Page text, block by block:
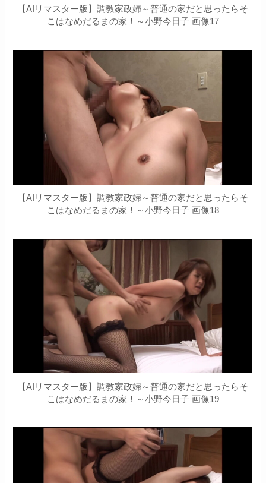
【AIリマスター版】調教家政婦～普通の家だと思ったらそ
こはなめだるまの家！～小野今日子 画像17
【AIリマスター版】調教家政婦～普通の家だと思ったらそ
こはなめだるまの家！～小野今日子 画像18
【AIリマスター版】調教家政婦～普通の家だと思ったらそ
こはなめだるまの家！～小野今日子 画像19